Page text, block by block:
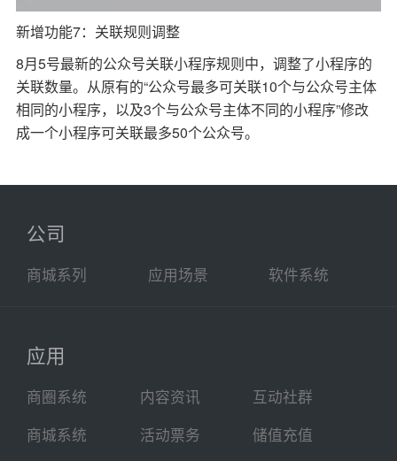
新增功能7：关联规则调整
8月5号最新的公众号关联小程序规则中，调整了小程序的
关联数量。从原有的“公众号最多可关联10个与公众号主体
相同的小程序，以及3个与公众号主体不同的小程序”修改
成一个小程序可关联最多50个公众号。
公司
商城系列 应用场景 软件系统
应用
商圈系统
商城系统
内容资讯
活动票务
互动社群
储值充值